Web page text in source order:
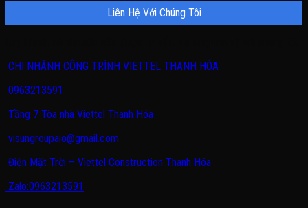
Liên Hệ Với Chúng Tôi
CHI NHÁNH CÔNG TRÌNH VIETTEL THANH HÓA
0963213591
Tầng 7 Tòa nhà Viettel Thanh Hóa
visungroupaio@gmail.com
Điện Mặt Trời – Viettel Construction Thanh Hóa
Zalo:0963213591